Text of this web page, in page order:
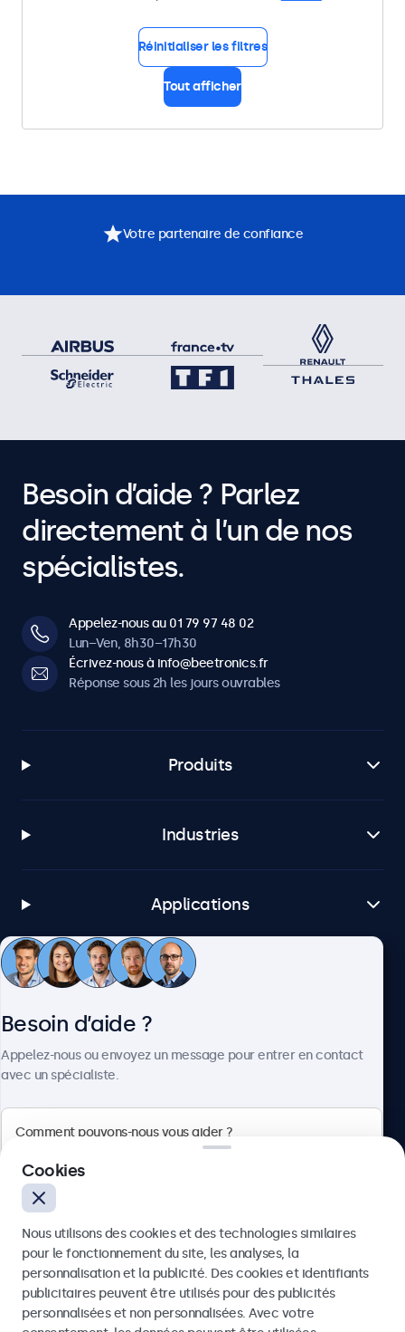
Réinitialiser les filtres
Tout afficher
Votre partenaire de confiance
Besoin d’aide ? Parlez
directement à l’un de nos
spécialistes.
Appelez-nous au 01 79 97 48 02
Lun–Ven, 8h30–17h30
Écrivez-nous à info@beetronics.fr
Réponse sous 2h les jours ouvrables
Produits
Industries
Applications
Service client
4.8/5 noté par 5000+ entreprises
Français
Besoin d’aide ?
Appelez-nous ou envoyez un message pour entrer en contact
avec un spécialiste.
Envoyer
Cookies
Nous utilisons des cookies et des technologies similaires
pour le fonctionnement du site, les analyses, la
personnalisation et la publicité. Des cookies et identifiants
publicitaires peuvent être utilisés pour des publicités
personnalisées et non personnalisées. Avec votre